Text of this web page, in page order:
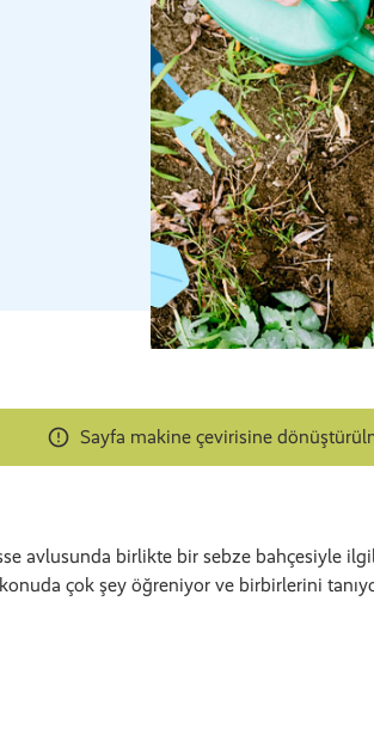
Sayfa makine çevirisine
avlusunda birlikte bir sebze bahçesiyle
çok şey öğreniyor ve birbirlerini